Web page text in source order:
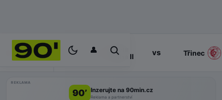
👤
PROGRAM 17:00
Slavia
Praha II
vs Třinec
REKLAMA
90’ Inzerujte na 90min.cz
Reklama a partnerství